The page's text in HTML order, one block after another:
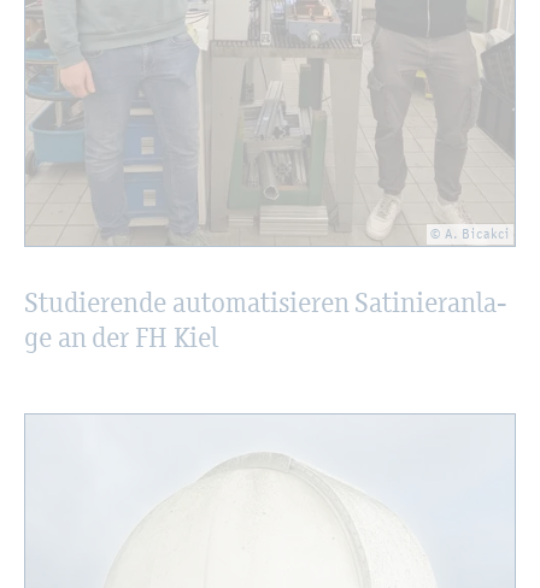
© A. Bi­cak­ci
Stu­die­ren­de au­to­ma­ti­sie­ren Sa­ti­nier­an­la­
ge an der FH Kiel